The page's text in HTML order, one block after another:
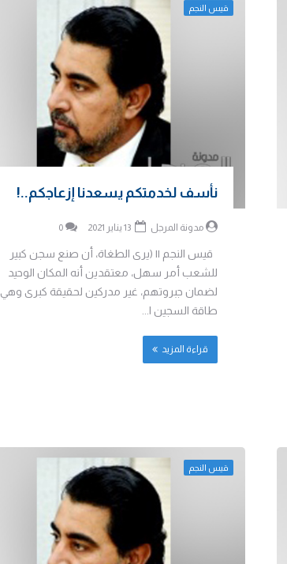
قيس النجم
نأسف لخدمتكم يسعدنا إزعاجكم..!
مدونة المرجل 13 يناير 2021 0
قيس النجم || (يرى الطغاة، أن صنع سجن كبير
للشعب أمر سهل، معتقدين أنه المكان الوحيد
لضمان جبروتهم، غير مدركين لحقيقة كبرى وهي
طاقة السجين ا...
قراءة المزيد
قيس النجم